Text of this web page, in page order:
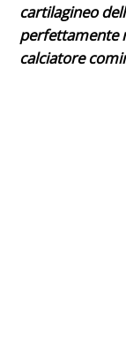
cartilagineo
perfettamente
calciatore